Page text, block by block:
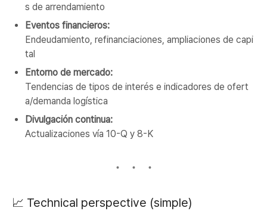
s de arrendamiento
Eventos financieros:
Endeudamiento, refinanciaciones, ampliaciones de capi
tal
Entorno de mercado:
Tendencias de tipos de interés e indicadores de ofert
a/demanda logística
Divulgación continua:
Actualizaciones vía 10-Q y 8-K
📈 Technical perspective (simple)